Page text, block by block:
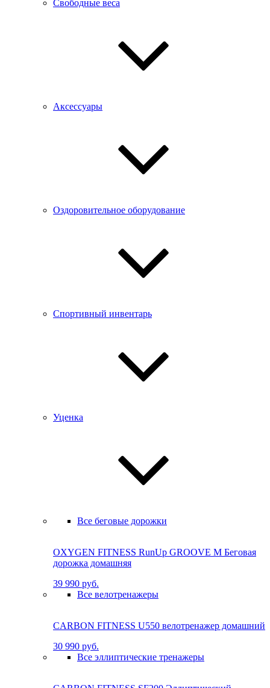
Свободные веса
Аксессуары
Оздоровительное оборудование
Спортивный инвентарь
Уценка
Все беговые дорожки
OXYGEN FITNESS RunUp GROOVE M Бе­го­вая
до­рож­ка до­маш­няя
39 990 руб.
Все велотренажеры
CARBON FITNESS U550 велотренажер домашний
30 990 руб.
Все эллиптические тренажеры